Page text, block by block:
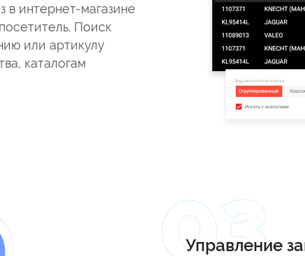
в интернет-магазине
Поиск
или артикулу
каталогам
Управление